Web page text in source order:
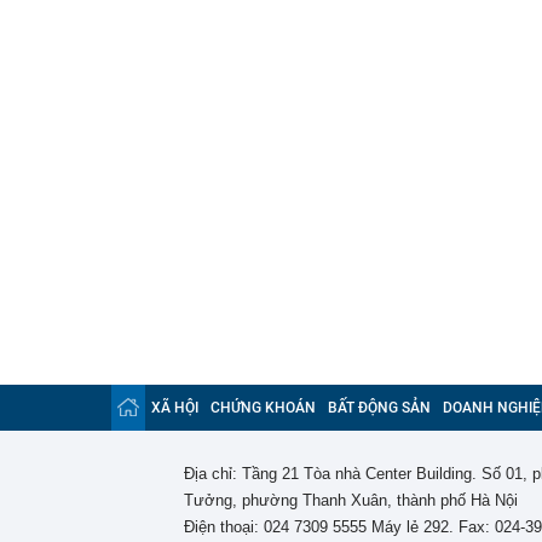
XÃ HỘI CHỨNG KHOÁN BẤT ĐỘNG SẢN DOANH
Địa chỉ: Tầng 21 Tòa nhà Center Building. Số 01,
Tưởng, phường Thanh Xuân, thành phố Hà Nội
Điện thoại: 024 7309 5555 Máy lẻ 292. Fax: 024-